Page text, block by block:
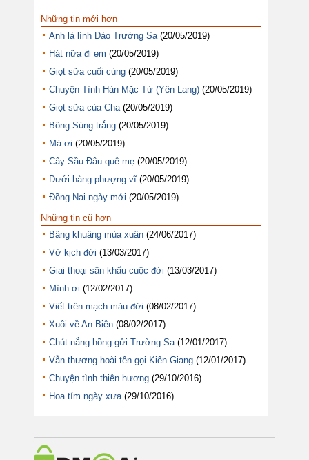
Những tin mới hơn
Anh là lính Đảo Trường Sa (20/05/2019)
Hát nữa đi em (20/05/2019)
Giọt sữa cuối cùng (20/05/2019)
Chuyện Tình Hàn Mặc Tử (Yên Lang) (20/05/2019)
Giọt sữa của Cha (20/05/2019)
Bông Súng trắng (20/05/2019)
Má ơi (20/05/2019)
Cây Sầu Đâu quê mẹ (20/05/2019)
Dưới hàng phượng vĩ (20/05/2019)
Đồng Nai ngày mới (20/05/2019)
Những tin cũ hơn
Bâng khuâng mùa xuân (24/06/2017)
Vở kịch đời (13/03/2017)
Giai thoại sân khấu cuộc đời (13/03/2017)
Mình ơi (12/02/2017)
Viết trên mạch máu đời (08/02/2017)
Xuôi về An Biên (08/02/2017)
Chút nắng hồng gửi Trường Sa (12/01/2017)
Vẫn thương hoài tên gọi Kiên Giang (12/01/2017)
Chuyện tình thiên hương (29/10/2016)
Hoa tím ngày xưa (29/10/2016)